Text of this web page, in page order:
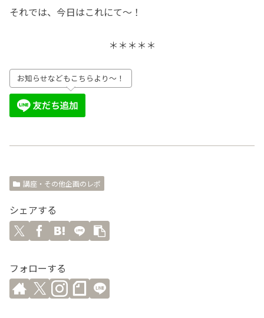
それでは、今日はこれにて～！
＊＊＊＊＊
お知らせなどもこちらより～！
講座・その他企画のレポ
シェアする
フォローする